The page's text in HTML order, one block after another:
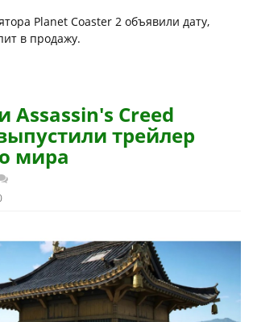
Planet Coaster 2 объявили дату,
в продажу.
Assassin's Creed
трейлер
мира